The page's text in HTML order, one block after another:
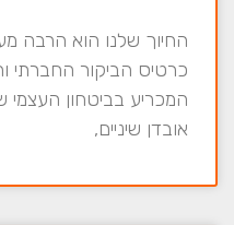
החיוך שלנו הוא הרבה
כרטיס הביקור החברתי
המכריע בביטחון העצמי
אובדן שיניים,